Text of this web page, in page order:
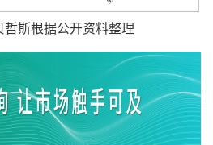
斯根据公开资料整理